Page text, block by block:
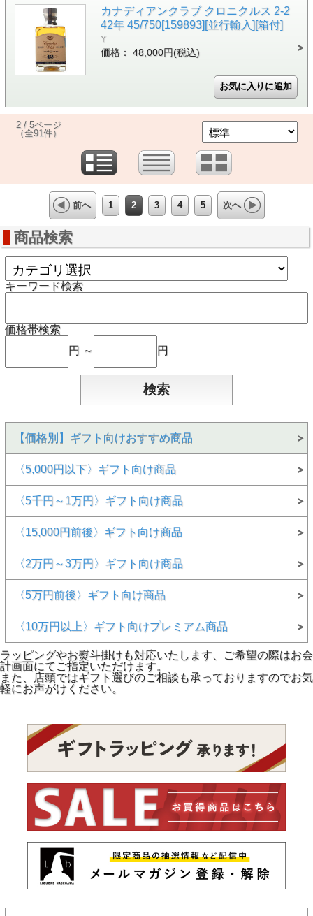
カナディアンクラブ クロニクルス 2-2
42年 45/750[159893][並行輸入][箱付]
Y
価格： 48,000円(税込)
2 / 5ページ
（全91件）
前へ 1 2 3 4 5 次へ
商品検索
キーワード検索
価格帯検索
円 ～
円
【価格別】ギフト向けおすすめ商品
〈5,000円以下〉ギフト向け商品
〈5千円～1万円〉ギフト向け商品
〈15,000円前後〉ギフト向け商品
〈2万円～3万円〉ギフト向け商品
〈5万円前後〉ギフト向け商品
〈10万円以上〉ギフト向けプレミアム商品
ラッピングやお熨斗掛けも対応いたします、ご希望の際はお会
計画面にてご指定いただけます。
また、店頭ではギフト選びのご相談も承っておりますのでお気
軽にお声がけください。